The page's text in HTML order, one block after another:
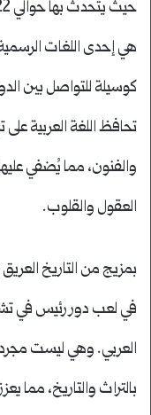
هي إحدى اللغات
كوسيلة للتواصل بين
تحافظ اللغة العربية
والفنون، مما يُضفي
العقول والقلوب.
بمزيج من التاريخ
في لعب دور رئيس في
العربي. وهي ليست مجرد
بالتراث والتاريخ، مما